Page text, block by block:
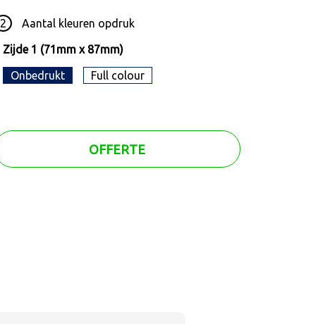
2 Aantal kleuren opdruk
Zijde 1 (71mm x 87mm)
Onbedrukt Full colour
OFFERTE